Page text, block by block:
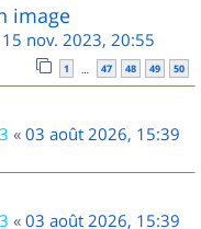
image
15 nov. 2023, 20:55
1 … 47 48 49 50
« 03 août 2026, 15:39
« 03 août 2026, 15:39